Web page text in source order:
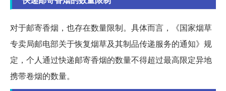
对于邮寄香烟，也存在数量限制。具体而言，《国家烟草
专卖局邮电部关于恢复烟草及其制品传递服务的通知》规
定，个人通过快递邮寄香烟的数量不得超过最高限定异地
携带卷烟的数量。